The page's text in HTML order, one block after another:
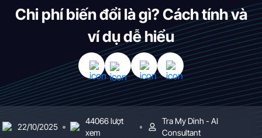
Chi phí biến đổi là gì? Cách tính và
ví dụ dễ hiểu
22/10/2025
44066 lượt
xem
Tra My Dinh - AI
Consultant